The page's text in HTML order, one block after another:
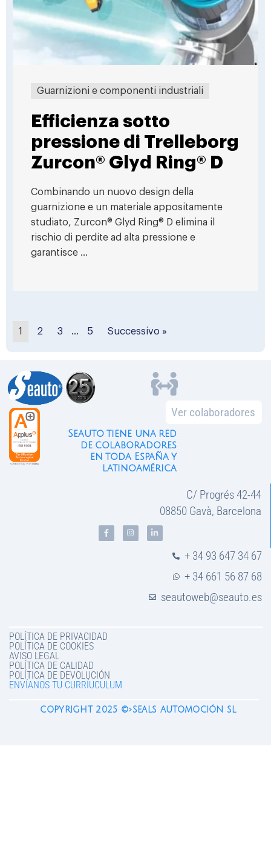
Guarnizioni e componenti industriali
Efficienza sotto
pressione di Trelleborg
Zurcon® Glyd Ring® D
Combinando un nuovo design della
guarnizione e un materiale appositamente
studiato, Zurcon® Glyd Ring® D elimina il
rischio di perdite ad alta pressione e
garantisce ...
1 2 3 … 5 Successivo »
Ver colaboradores
Seauto tiene una red
de colaboradores
en toda España y
latinoamérica
POLÍTICA DE PRIVACIDAD
POLÍTICA DE COOKIES
AVISO LEGAL
POLÍTICA DE CALIDAD
POLÍTICA DE DEVOLUCIÓN
ENVÍANOS TU CURRÍUCULUM
C/ Progrés 42-44
08850 Gavà, Barcelona
+ 34 93 647 34 67
+ 34 661 56 87 68
seautoweb@seauto.es
COPYRIGHT 2025 ©>SEALS AUTOMOCIÓN SL